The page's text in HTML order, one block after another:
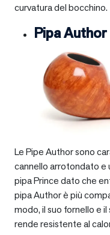
curvatura del bocchino.
Pipa Author
Le Pipe Author sono
cannello arrotondato e
pipa Prince dato che
pipa Author è più
modo, il suo fornello e il
rende resistente al